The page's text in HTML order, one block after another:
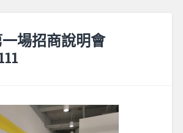
一場招商說明會